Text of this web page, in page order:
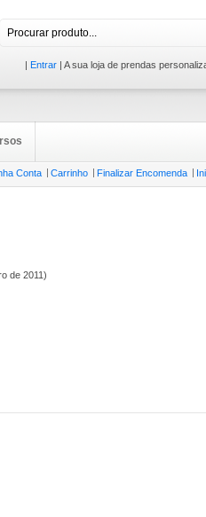
| Entrar | A sua loja de prendas
Conta Carrinho Finalizar Encomenda
de 2011)